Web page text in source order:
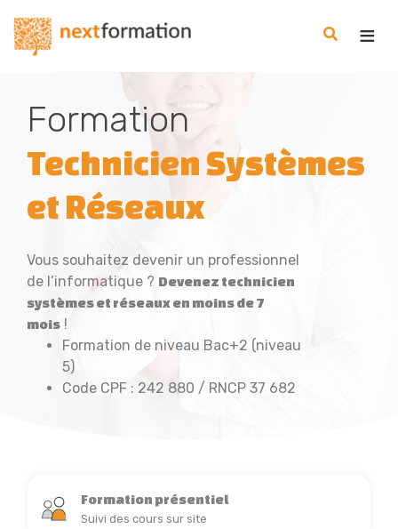
Nextformation
Formation
Technicien Systèmes
et Réseaux
Vous souhaitez devenir un professionnel
de l’informatique ? Devenez technicien
systèmes et réseaux en moins de 7
mois !
Formation de niveau Bac+2 (niveau
5)
Code CPF : 242 880 / RNCP 37 682
Formation présentiel
Suivi des cours sur site